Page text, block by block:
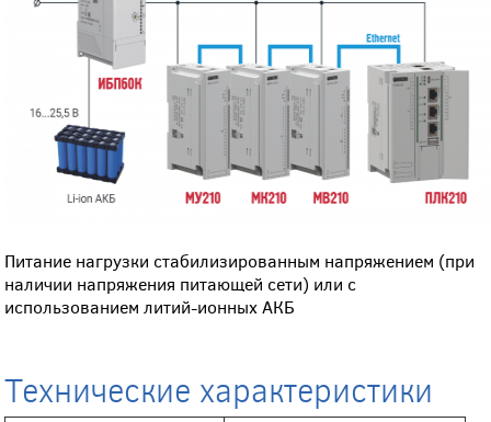
Питание нагрузки стабилизированным напряжением (при
наличии напряжения питающей сети) или с
использованием литий-ионных АКБ
Технические характеристики